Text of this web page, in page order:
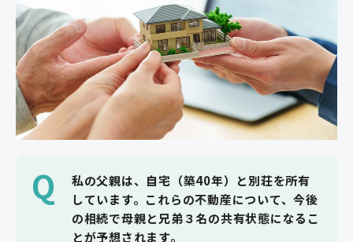
Q
私の父親は、自宅（築40年）と別荘を所有
しています。これらの不動産について、今後
の相続で母親と兄弟３名の共有状態になるこ
とが予想されます。